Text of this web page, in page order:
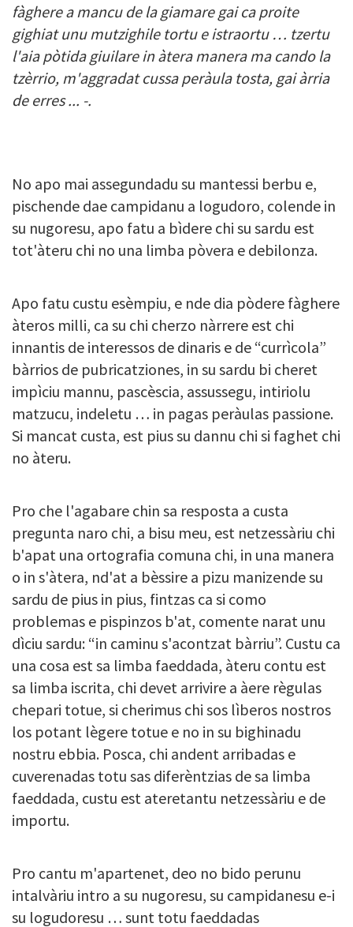
fàghere a mancu de la giamare gai ca proite
gighiat unu mutzighile tortu e istraortu … tzertu
l'aia pòtida giuilare in àtera manera ma cando la
tzèrrio, m'aggradat cussa peràula tosta, gai àrria
de erres ... -.
No apo mai assegundadu su mantessi berbu e,
pischende dae campidanu a logudoro, colende in
su nugoresu, apo fatu a bìdere chi su sardu est
tot'àteru chi no una limba pòvera e debilonza.
Apo fatu custu esèmpiu, e nde dia pòdere fàghere
àteros milli, ca su chi cherzo nàrrere est chi
innantis de interessos de dinaris e de “currìcola”
bàrrios de pubricatziones, in su sardu bi cheret
impìciu mannu, pascèscia, assussegu, intiriolu
matzucu, indeletu … in pagas peràulas passione.
Si mancat custa, est pius su dannu chi si faghet chi
no àteru.
Pro che l'agabare chin sa resposta a custa
pregunta naro chi, a bisu meu, est netzessàriu chi
b'apat una ortografia comuna chi, in una manera
o in s'àtera, nd'at a bèssire a pizu manizende su
sardu de pius in pius, fintzas ca si como
problemas e pispinzos b'at, comente narat unu
dìciu sardu: “in caminu s'acontzat bàrriu”. Custu ca
una cosa est sa limba faeddada, àteru contu est
sa limba iscrita, chi devet arrivire a àere règulas
chepari totue, si cherimus chi sos lìberos nostros
los potant lègere totue e no in su bighinadu
nostru ebbia. Posca, chi andent arribadas e
cuverenadas totu sas diferèntzias de sa limba
faeddada, custu est ateretantu netzessàriu e de
importu.
Pro cantu m'apartenet, deo no bido perunu
intalvàriu intro a su nugoresu, su campidanesu e-i
su logudoresu … sunt totu faeddadas